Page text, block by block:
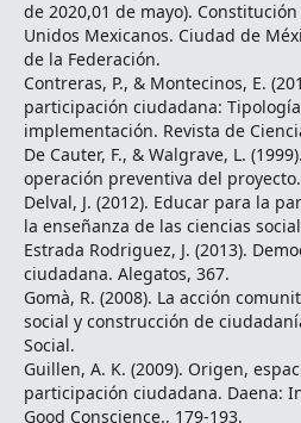
de 2020,01 de mayo).
Unidos Mexicanos. Ciudad de
de la Federación.
Contreras, P., & Montecinos, E.
participación ciudadana:
implementación. Revista de
De Cauter, F., & Walgrave, L.
operación preventiva del
Delval, J. (2012). Educar para la
la enseñanza de las ciencias
Estrada Rodriguez, J. (2013).
ciudadana. Alegatos, 367.
Gomà, R. (2008). La acción
social y construcción de
Social.
Guillen, A. K. (2009). Origen,
participación ciudadana. Daena:
Good Conscience., 179-193.